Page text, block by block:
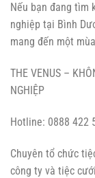
Nếu bạn đang tìm
nghiệp tại Bình
mang đến một
THE VENUS –
NGHIỆP
Hotline: 0888 422
Chuyên tổ chức
công ty và tiệc